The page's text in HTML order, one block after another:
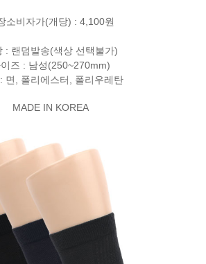
소비자가(개당) : 4,100원
: 랜덤발송(색상 선택불가)
즈 : 남성(250~270mm)
면, 폴리에스터, 폴리우레탄
MADE IN KOREA